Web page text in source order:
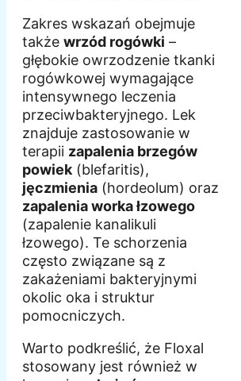
Zakres wskazań obejmuje
także wrzód rogówki –
głębokie owrzodzenie tkanki
rogówkowej wymagające
intensywnego leczenia
przeciwbakteryjnego. Lek
znajduje zastosowanie w
terapii zapalenia brzegów
powiek (blefaritis),
jęczmienia (hordeolum) oraz
zapalenia worka łzowego
(zapalenie kanalikuli
łzowego). Te schorzenia
często związane są z
zakażeniami bakteryjnymi
okolic oka i struktur
pomocniczych.
Warto podkreślić, że Floxal
stosowany jest również w